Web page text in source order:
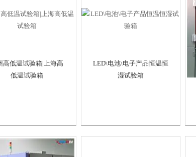
高低温试验箱|上海高
低温试验箱
LED\电池\电子产品恒温恒
湿试验箱